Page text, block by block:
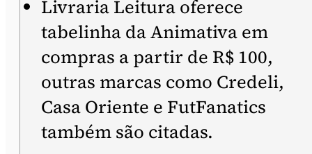
Livraria Leitura oferece
tabelinha da Animativa em
compras a partir de R$ 100,
outras marcas como Credeli,
Casa Oriente e FutFanatics
também são citadas.